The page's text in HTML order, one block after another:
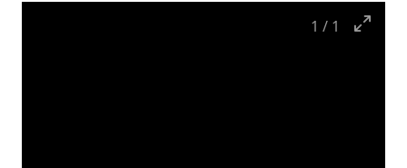
1 / 1